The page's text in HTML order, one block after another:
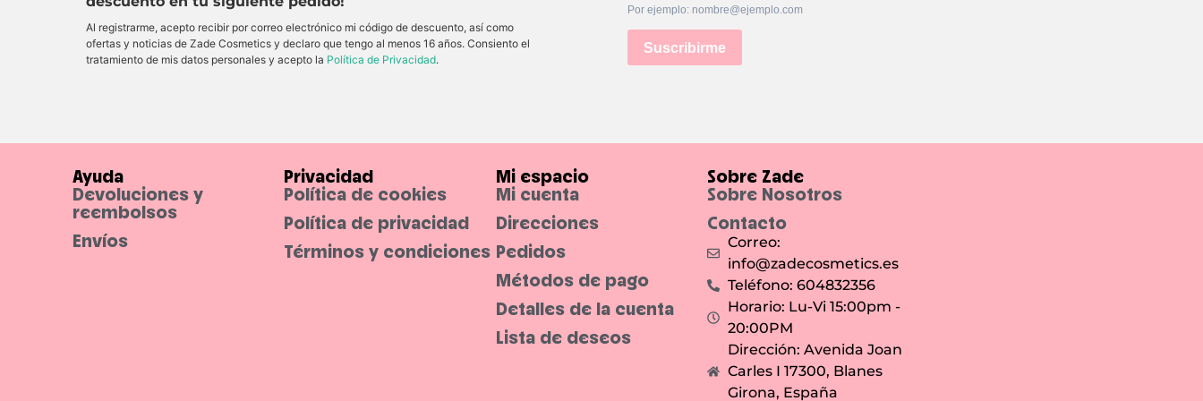
Al registrarme, acepto recibir por correo electrónico mi código de descuento, así como
ofertas y noticias de Zade Cosmetics y declaro que tengo al menos 16 años. Consiento el
tratamiento de mis datos personales y acepto la Política de Privacidad.
Por ejemplo: nombre@ejemplo.com
Suscribirme
Ayuda
Devoluciones y
reembolsos
Envíos
Privacidad
Política de cookies
Política de privacidad
Términos y condiciones
Mi espacio
Mi cuenta
Direcciones
Pedidos
Métodos de pago
Detalles de la cuenta
Lista de deseos
Sobre Zade
Sobre Nosotros
Contacto
Correo:
info@zadecosmetics.es
Teléfono: 604832356
Horario: Lu-Vi 15:00pm -
20:00PM
Dirección: Avenida Joan
Carles I 17300, Blanes
Girona, España